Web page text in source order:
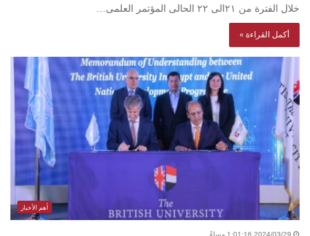
خلال الفترة من ٢١الى ٢٢ الحالى المؤتمر العلمى…
أكمل القراءة »
أهم الأخبار
2024/03/29 1:01:16 مساءً